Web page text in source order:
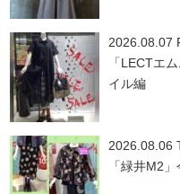
2026.08.07
「LECTエ
イル編
2026.08.06
「緑井M2